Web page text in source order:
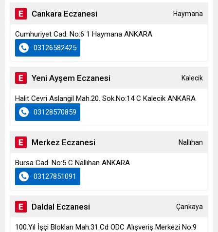
Cankara Eczanesi Haymana
Cumhuriyet Cad. No:6 1 Haymana ANKARA
03126582425
Yeni Ayşem Eczanesi Kalecik
Halit Cevri Aslangil Mah.20. Sok.No:14 C Kalecik ANKARA
03128570859
Merkez Eczanesi Nallıhan
Bursa Cad. No:5 C Nallıhan ANKARA
03127851091
Daldal Eczanesi Çankaya
100.Yıl İşçi Blokları Mah.31.Cd ODC Alışveriş Merkezi No:9